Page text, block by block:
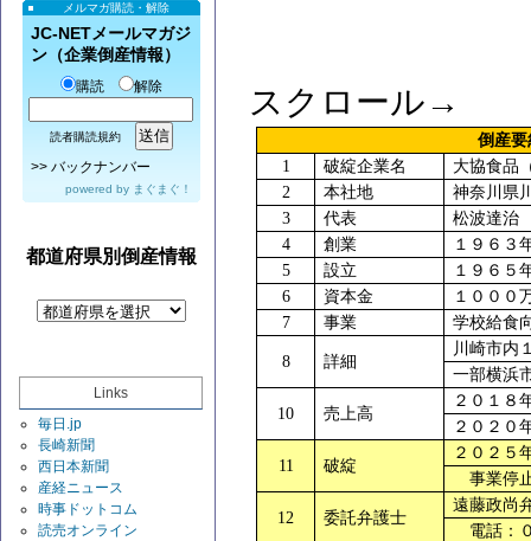
メルマガ購読・解除
JC-NETメールマガジ
ン（企業倒産情報）
購読 解除
読者購読規約
>> バックナンバー
powered by まぐまぐ！
都道府県別倒産情報
Links
毎日.jp
長崎新聞
西日本新聞
産経ニュース
時事ドットコム
読売オンライン
スクロール→
倒産
1
破綻企業名
大協食品
2
本社地
神奈川県
3
代表
松波達治
4
創業
１９６３
5
設立
１９６５
6
資本金
１０００
7
事業 学校給食
8 詳細
川崎市内
一部横浜
10 売上高
２０１８
２０２０
11 破綻
２０２５
事業停
12 委託弁護士
遠藤政尚
電話：